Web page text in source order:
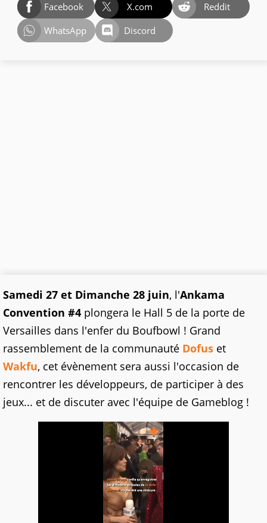
Facebook X.com
Reddit
WhatsApp
Discord
Samedi 27 et Dimanche 28 juin, l'Ankama
Convention #4 plongera le Hall 5 de la porte de
Versailles dans l'enfer du Boufbowl ! Grand
rassemblement de la communauté Dofus et
Wakfu, cet évènement sera aussi l'occasion de
rencontrer les développeurs, de participer à des
jeux... et de discuter avec l'équipe de Gameblog !